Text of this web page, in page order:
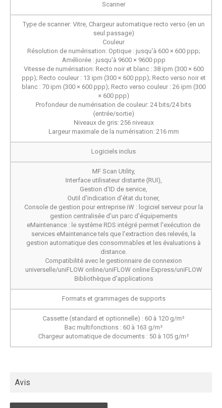
Scanner
Type de scanner: Vitre, Chargeur automatique recto verso (en un
seul passage)
Couleur
Résolution de numérisation: Optique : jusqu'à 600 × 600 ppp;
Améliorée : jusqu'à 9600 × 9600 ppp
Vitesse de numérisation: Recto noir et blanc : 38 ipm (300 × 600
ppp); Recto couleur : 13 ipm (300 × 600 ppp); Recto verso noir et
blanc : 70 ipm (300 × 600 ppp); Recto verso couleur : 26 ipm (300
× 600 ppp)
Profondeur de numérisation de couleur: 24 bits/24 bits
(entrée/sortie)
Niveaux de gris: 256 niveaux
Largeur maximale de la numérisation: 216 mm
Logiciels inclus
MF Scan Utility,
Interface utilisateur distante (RUI),
Gestion d'ID de service,
Outil d'indication d'état du toner,
Console de gestion pour entreprise iW : logiciel serveur pour la
gestion centralisée d'un parc d'équipements
eMaintenance : le système RDS intégré permet l'exécution de
services eMaintenance tels que l'extraction des relevés, la
gestion automatique des consommables et les évaluations à
distance.
Compatibilité avec le gestionnaire de connexion
universelle/uniFLOW online/uniFLOW online Express/uniFLOW
Bibliothèque d'applications
Formats et grammages de supports
Cassette (standard et optionnelle) : 60 à 120 g/m²
Bac multifonctions : 60 à 163 g/m²
Chargeur automatique de documents : 50 à 105 g/m²
Avis